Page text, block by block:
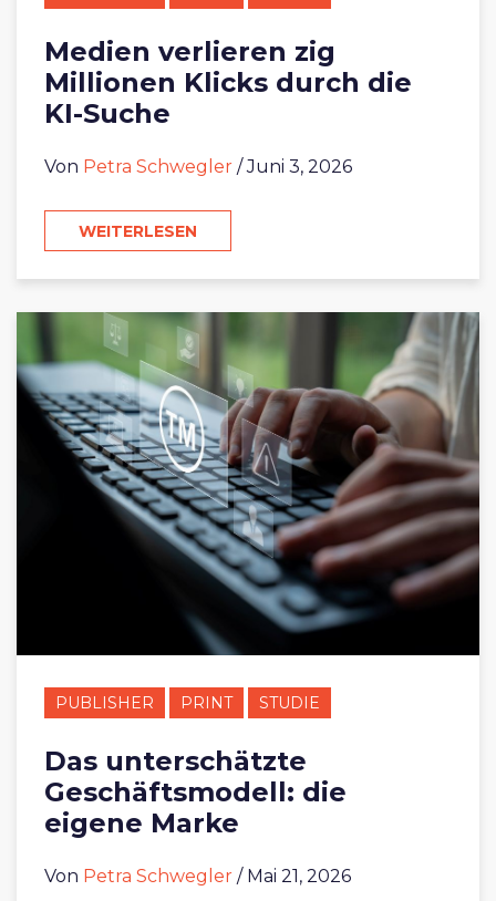
Medien verlieren zig
Millionen Klicks durch die
KI-Suche
Von Petra Schwegler / Juni 3, 2026
WEITERLESEN
PUBLISHER PRINT STUDIE
Das unterschätzte
Geschäftsmodell: die
eigene Marke
Von Petra Schwegler / Mai 21, 2026